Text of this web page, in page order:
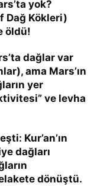
yok?
Dağ Kökleri)
öldü!
dağlar var
ama Mars’ın
yer
ve levha
Kur’an’ın
dağları
dönüştü.